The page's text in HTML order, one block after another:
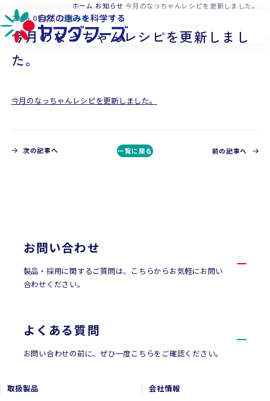
本文へ移動 ホーム お知らせ 今月のなっちゃんレシピを更新しました。
2016.09.01 お知らせ
今月のなっちゃんレシピを更新しまし
た。
今月のなっちゃんレシピを更新しました。
次の記事へ 一覧に戻る 前の記事へ
お問い合わせ
製品・採用に関するご質問は、こちらからお気軽にお問い
合わせください。
よくある質問
お問い合わせの前に、ぜひ一度こちらをご確認ください。
取扱製品
会社情報